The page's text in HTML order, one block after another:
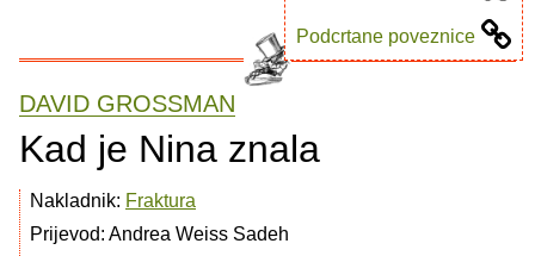
Podcrtane poveznice
DAVID GROSSMAN
Kad je Nina znala
Nakladnik: Fraktura
Prijevod: Andrea Weiss Sadeh